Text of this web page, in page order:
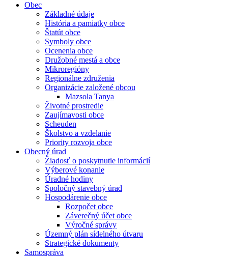
Obec
Základné údaje
História a pamiatky obce
Štatút obce
Symboly obce
Ocenenia obce
Družobné mestá a obce
Mikroregióny
Regionálne združenia
Organizácie založené obcou
Mazsola Tanya
Životné prostredie
Zaujímavosti obce
Scheuden
Školstvo a vzdelanie
Priority rozvoja obce
Obecný úrad
Žiadosť o poskytnutie informácií
Výberové konanie
Úradné hodiny
Spoločný stavebný úrad
Hospodárenie obce
Rozpočet obce
Záverečný účet obce
Výročné správy
Územný plán sídelného útvaru
Strategické dokumenty
Samospráva